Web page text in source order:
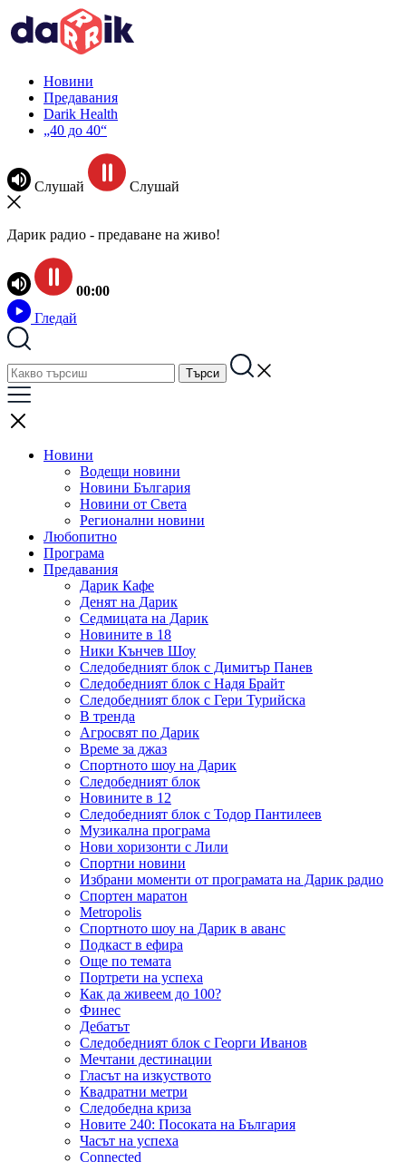
Новини
Предавания
Darik Health
„40 до 40“
Слушай Слушай
Дарик радио - предаване на живо!
00:00
Гледай
Новини
Водещи новини
Новини България
Новини от Света
Регионални новини
Любопитно
Програма
Предавания
Дарик Кафе
Денят на Дарик
Седмицата на Дарик
Новините в 18
Ники Кънчев Шоу
Следобедният блок с Димитър Панев
Следобедният блок с Надя Брайт
Следобедният блок с Гери Турийска
В тренда
Агросвят по Дарик
Време за джаз
Спортното шоу на Дарик
Следобедният блок
Новините в 12
Следобедният блок с Тодор Пантилеев
Музикална програма
Нови хоризонти с Лили
Спортни новини
Избрани моменти от програмата на Дарик радио
Спортен маратон
Metropolis
Спортното шоу на Дарик в аванс
Подкаст в ефира
Още по темата
Портрети на успеха
Как да живеем до 100?
Финес
Дебатът
Следобедният блок с Георги Иванов
Мечтани дестинации
Гласът на изкуството
Квадратни метри
Следобедна криза
Новите 240: Посоката на България
Часът на успеха
Connected